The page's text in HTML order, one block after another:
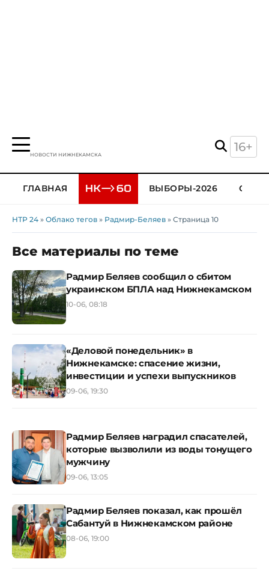
НОВОСТИ НИЖНЕКАМСКА
16+
ГЛАВНАЯ ВЫБОРЫ-2026
НТР 24 » Облако тегов » Радмир-Беляев » Страница 10
Все материалы по теме
Радмир Беляев сообщил о сбитом
украинском БПЛА над Нижнекамском
10-06, 08:18
«Деловой понедельник» в
Нижнекамске: спасение жизни,
инвестиции и успехи выпускников
09-06, 19:30
Радмир Беляев наградил спасателей,
которые вызволили из воды тонущего
мужчину
09-06, 13:05
Радмир Беляев показал, как прошёл
Сабантуй в Нижнекамском районе
08-06, 19:00